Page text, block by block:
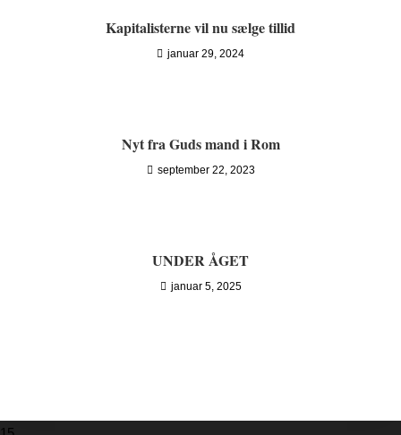
Kapitalisterne vil nu sælge tillid
januar 29, 2024
Nyt fra Guds mand i Rom
september 22, 2023
UNDER ÅGET
januar 5, 2025